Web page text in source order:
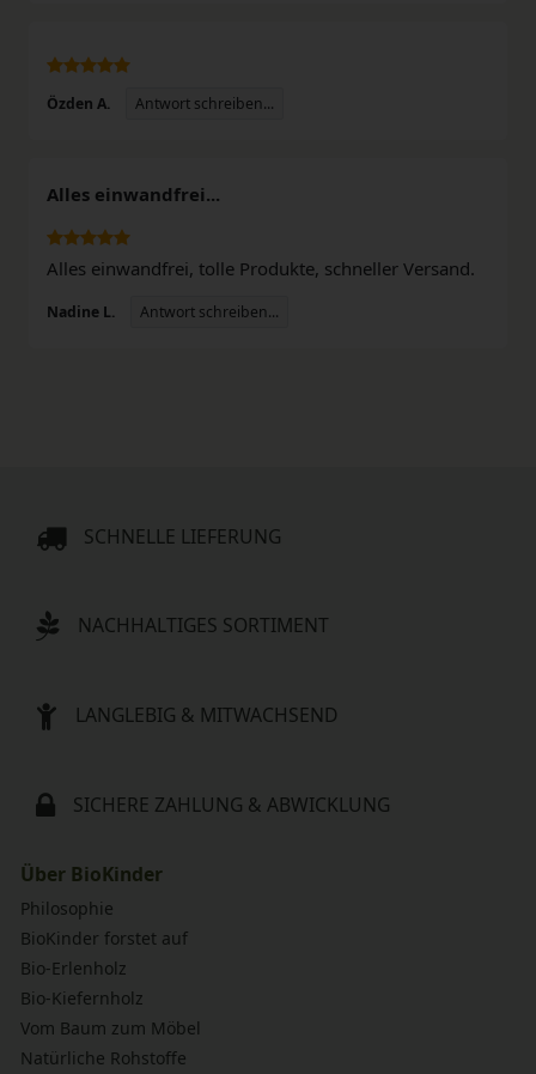
Özden A. Antwort schreiben...
Alles einwandfrei...
Alles einwandfrei, tolle Produkte, schneller Versand.
Nadine L. Antwort schreiben...
SCHNELLE LIEFERUNG
NACHHALTIGES SORTIMENT
LANGLEBIG & MITWACHSEND
SICHERE ZAHLUNG & ABWICKLUNG
Über BioKinder
Philosophie
BioKinder forstet auf
Bio-Erlenholz
Bio-Kiefernholz
Vom Baum zum Möbel
Natürliche Rohstoffe